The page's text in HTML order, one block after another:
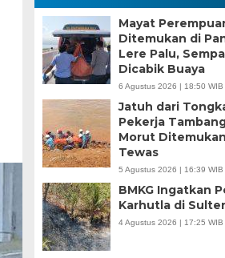
Mayat
Ditemukan di
Lere Palu,
Dicabik Buaya
6 Agustus 2026 | 18:50 WIB
Jatuh dari
Pekerja
Morut Ditemukan
Tewas
5 Agustus 2026 | 16:39 WIB
BMKG Ingatkan
Karhutla di
4 Agustus 2026 | 17:25 WIB